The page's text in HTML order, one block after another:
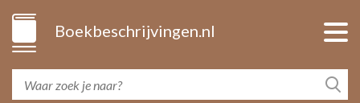
Boekbeschrijvingen.nl